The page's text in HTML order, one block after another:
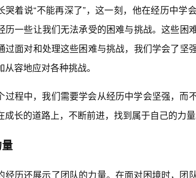
哭着说“不能再深了”，这一刻，他在经历中学
历一些让我们无法承受的困难与挑战。这些困
过面对和处理这些困难与挑战，我们学会了坚
从容地应对各种挑战。
过程中，我们需要学会从经历中学会坚强，而
成长的道路上，不断前进，找到属于自己的力量
经历还展示了团队的力量。在面对困境时，团